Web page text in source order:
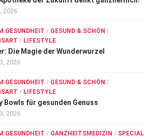
2026
GESUNDHEIT / GESUND & SCHÖN /
/ LIFESTYLE
Die Magie der Wunderwurzel
2026
GESUNDHEIT / GESUND & SCHÖN /
/ LIFESTYLE
Bowls für gesunden Genuss
2026
GESUNDHEIT / GANZHEITSMEDIZIN / SPECIAL